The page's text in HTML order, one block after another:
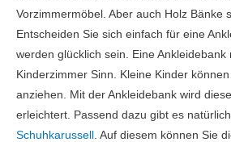
Vorzimmermöbel. Aber auch Holz Bänke
Entscheiden Sie sich einfach für eine
werden glücklich sein. Eine Ankleidebank
Kinderzimmer Sinn. Kleine Kinder
anziehen. Mit der Ankleidebank wird
erleichtert. Passend dazu gibt es
Schuhkarussell . Auf diesem können Sie